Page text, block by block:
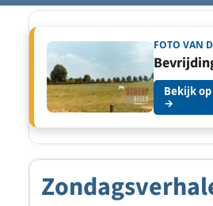
FOTO VAN
Bekijk
→